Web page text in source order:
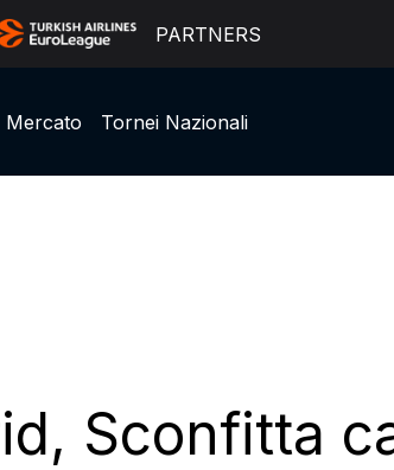
PARTNERS
Mercato Tornei Nazionali
Sconfitta